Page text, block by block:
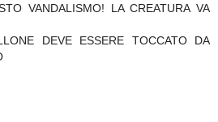
VANDALISMO! LA CREATURA VA
DEVE ESSERE TOCCATO DA